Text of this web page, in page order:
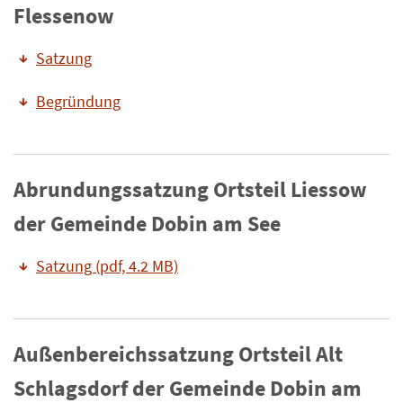
Flessenow
Satzung
Begründung
Abrundungssatzung Ortsteil Liessow
der Gemeinde Dobin am See
Satzung (pdf, 4.2 MB)
Außenbereichssatzung Ortsteil Alt
Schlagsdorf der Gemeinde Dobin am